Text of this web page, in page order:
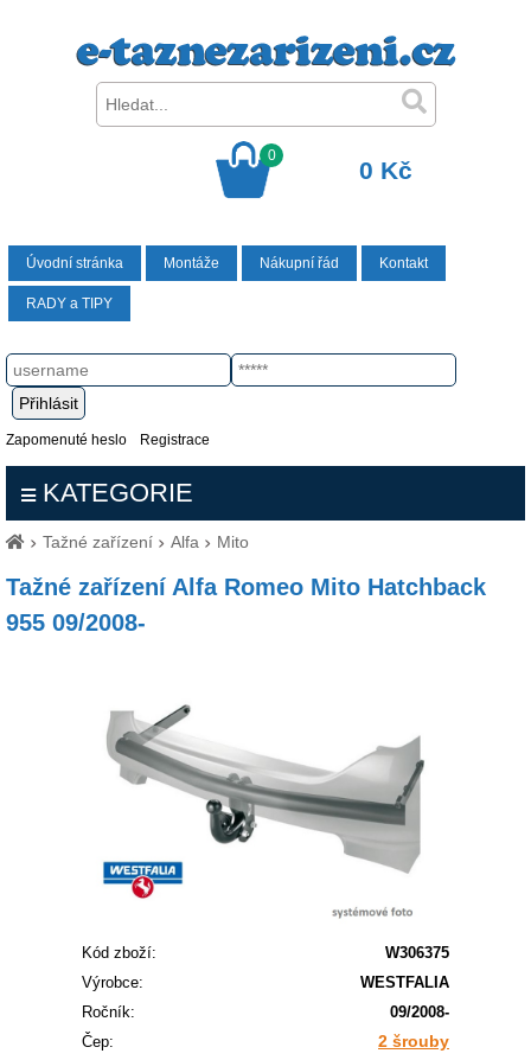
0
0 Kč
Úvodní stránka Montáže Nákupní řád Kontakt
RADY a TIPY
Zapomenuté heslo Registrace
KATEGORIE
Tažné zařízení Alfa Mito
Tažné zařízení Alfa Romeo Mito Hatchback
955 09/2008-
Kód zboží:
W306375
Výrobce:
WESTFALIA
Ročník:
09/2008-
Čep:
2 šrouby